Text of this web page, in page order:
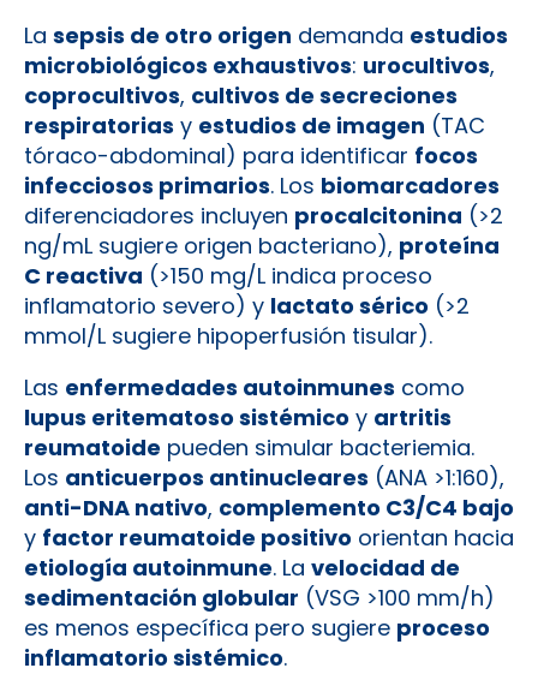
La sepsis de otro origen demanda estudios
microbiológicos exhaustivos: urocultivos,
coprocultivos, cultivos de secreciones
respiratorias y estudios de imagen (TAC
tóraco-abdominal) para identificar focos
infecciosos primarios. Los biomarcadores
diferenciadores incluyen procalcitonina (>2
ng/mL sugiere origen bacteriano), proteína
C reactiva (>150 mg/L indica proceso
inflamatorio severo) y lactato sérico (>2
mmol/L sugiere hipoperfusión tisular).
Las enfermedades autoinmunes como
lupus eritematoso sistémico y artritis
reumatoide pueden simular bacteriemia.
Los anticuerpos antinucleares (ANA >1:160),
anti-DNA nativo, complemento C3/C4 bajo
y factor reumatoide positivo orientan hacia
etiología autoinmune. La velocidad de
sedimentación globular (VSG >100 mm/h)
es menos específica pero sugiere proceso
inflamatorio sistémico.